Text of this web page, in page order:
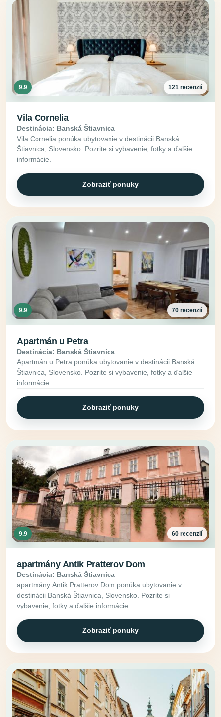
9.9 121 recenzií
Vila Cornelia
Destinácia: Banská Štiavnica
Vila Cornelia ponúka ubytovanie v destinácii Banská
Štiavnica, Slovensko. Pozrite si vybavenie, fotky a ďalšie
informácie.
Zobraziť ponuky
9.9 70 recenzií
Apartmán u Petra
Destinácia: Banská Štiavnica
Apartmán u Petra ponúka ubytovanie v destinácii Banská
Štiavnica, Slovensko. Pozrite si vybavenie, fotky a ďalšie
informácie.
Zobraziť ponuky
9.9 60 recenzií
apartmány Antik Pratterov Dom
Destinácia: Banská Štiavnica
apartmány Antik Pratterov Dom ponúka ubytovanie v
destinácii Banská Štiavnica, Slovensko. Pozrite si
vybavenie, fotky a ďalšie informácie.
Zobraziť ponuky